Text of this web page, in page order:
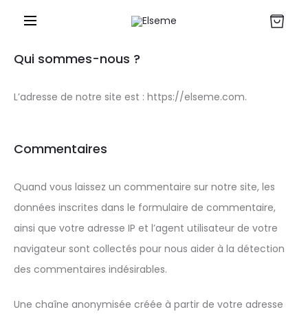
Qui sommes-nous ?
L’adresse de notre site est : https://elseme.com.
Commentaires
Quand vous laissez un commentaire sur notre site, les
données inscrites dans le formulaire de commentaire,
ainsi que votre adresse IP et l’agent utilisateur de votre
navigateur sont collectés pour nous aider à la détection
des commentaires indésirables.
Une chaîne anonymisée créée à partir de votre adresse